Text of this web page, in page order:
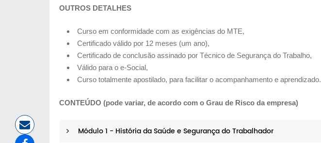
OUTROS DETALHES
Curso em conformidade com as exigências do MTE,
Certificado válido por 12 meses (um ano),
Certificado de conclusão assinado por Técnico de Segurança do Trabalho,
Válido para o e-Social,
Curso totalmente apostilado, para facilitar o acompanhamento e aprendizado.
CONTEÚDO (pode variar, de acordo com o Grau de Risco da empresa)
Módulo 1 - História da Saúde e Segurança do Trabalhador